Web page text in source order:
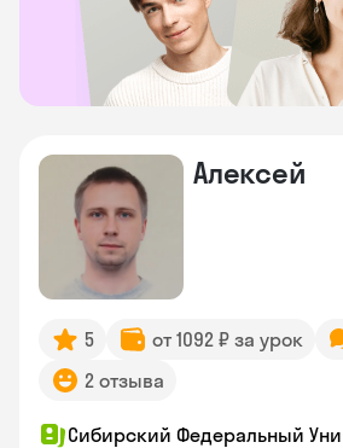
Алексей
5 от 1092 ₽ за урок
2 отзыва
Сибирский Федеральный